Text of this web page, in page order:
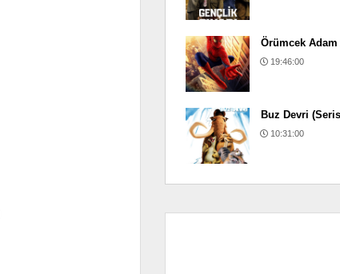
Örümcek
19:46:00
Buz Devri
10:31:00